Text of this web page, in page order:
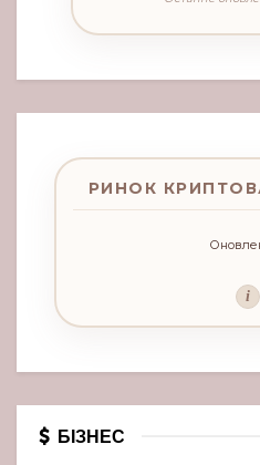
РИНОК
i
БІЗНЕС